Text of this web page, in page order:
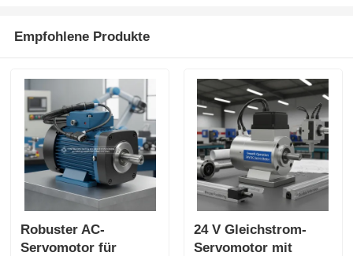
Empfohlene Produkte
Robuster AC-
Servomotor für
24 V Gleichstrom-
Servomotor mit